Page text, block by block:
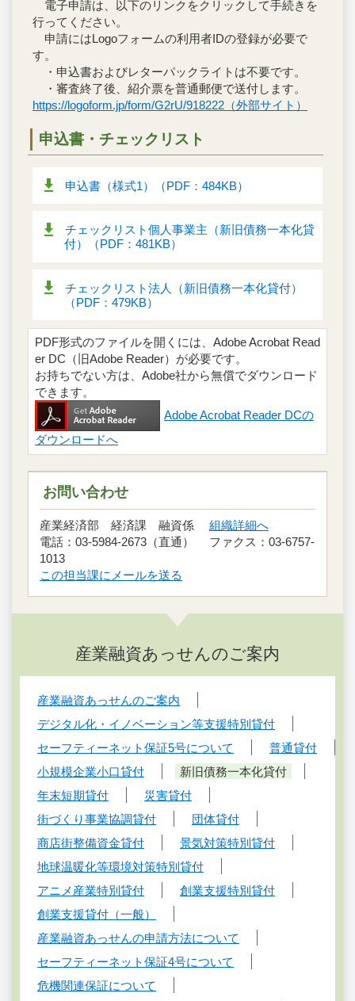
電子申請は、以下のリンクをクリックして手続きを
行ってください。
申請にはLogoフォームの利用者IDの登録が必要で
す。
・申込書およびレターパックライトは不要です。
・審査終了後、紹介票を普通郵便で送付します。
https://logoform.jp/form/G2rU/918222（外部サイト）
申込書・チェックリスト
申込書（様式1）（PDF：484KB）
チェックリスト個人事業主（新旧債務一本化貸
付）（PDF：481KB）
チェックリスト法人（新旧債務一本化貸付）
（PDF：479KB）
PDF形式のファイルを開くには、Adobe Acrobat Read
er DC（旧Adobe Reader）が必要です。
お持ちでない方は、Adobe社から無償でダウンロード
できます。
Adobe Acrobat Reader DCの
ダウンロードへ
お問い合わせ
産業経済部 経済課 融資係 組織詳細へ
電話：03-5984-2673（直通） ファクス：03-6757-
1013
この担当課にメールを送る
産業融資あっせんのご案内
産業融資あっせんのご案内
デジタル化・イノベーション等支援特別貸付
セーフティーネット保証5号について
普通貸付
小規模企業小口貸付
新旧債務一本化貸付
年末短期貸付
災害貸付
街づくり事業協調貸付
団体貸付
商店街整備資金貸付
景気対策特別貸付
地球温暖化等環境対策特別貸付
アニメ産業特別貸付
創業支援特別貸付
創業支援貸付（一般）
産業融資あっせんの申請方法について
セーフティーネット保証4号について
危機関連保証について